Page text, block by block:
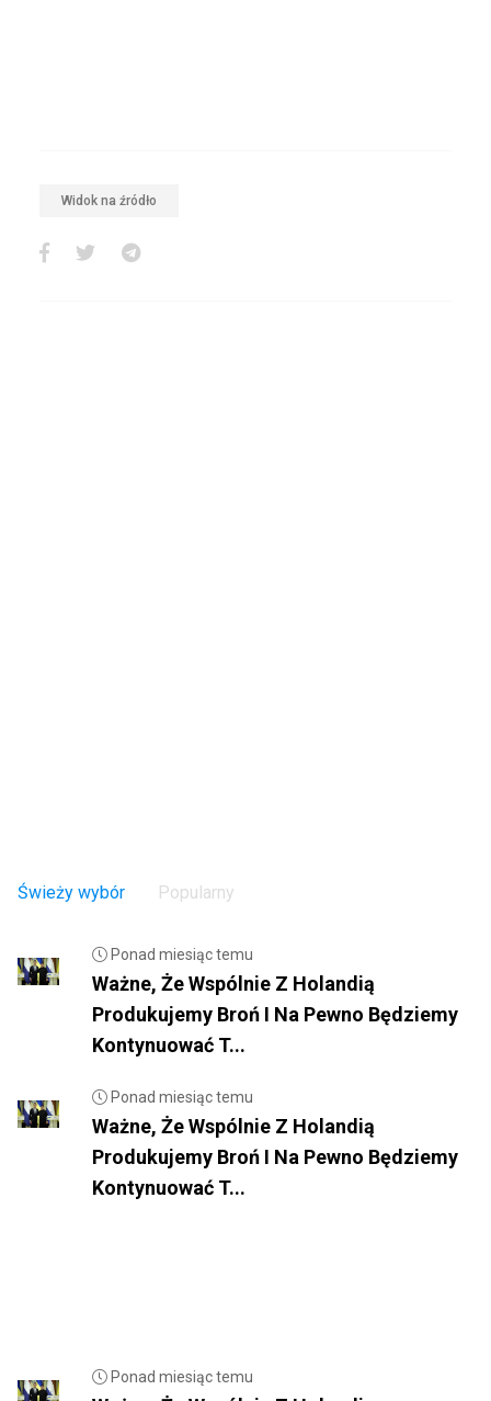
Widok na źródło
Świeży wybór Popularny
Ponad miesiąc temu
Ważne, Że Wspólnie Z Holandią
Produkujemy Broń I Na Pewno Będziemy
Kontynuować T...
Ponad miesiąc temu
Ważne, Że Wspólnie Z Holandią
Produkujemy Broń I Na Pewno Będziemy
Kontynuować T...
Ponad miesiąc temu